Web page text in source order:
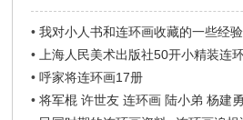
•我对小人书和连环画收藏的一些经
•
上海人民美术出版社50开小精装连
•呼家将连环画17册
•将军棍 许世友 连环画 陆小弟 杨建勇